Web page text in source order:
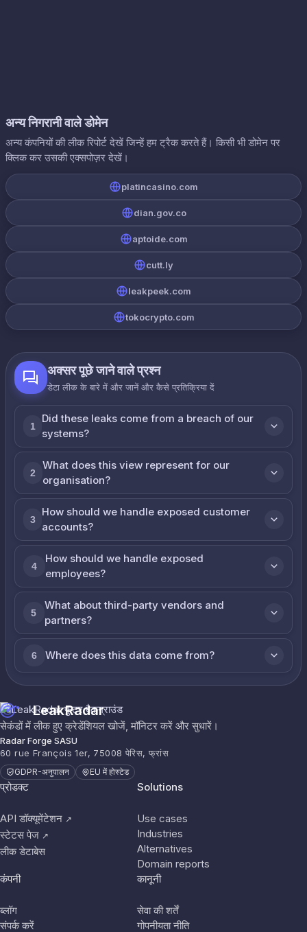
अन्य निगरानी वाले डोमेन
अन्य कंपनियों की लीक रिपोर्ट देखें जिन्हें हम ट्रैक करते हैं। किसी भी डोमेन पर
क्लिक कर उसकी एक्सपोज़र देखें।
platincasino.com
dian.gov.co
aptoide.com
cutt.ly
leakpeek.com
tokocrypto.com
अक्सर पूछे जाने वाले प्रश्न
डेटा लीक के बारे में और जानें और कैसे प्रतिक्रिया दें
1
Did these leaks come from a breach of our
systems?
2
What does this view represent for our
organisation?
3
How should we handle exposed customer
accounts?
4
How should we handle exposed
employees?
5
What about third-party vendors and
partners?
6 Where does this data come from?
LeakRadar
सेकंडों में लीक हुए क्रेडेंशियल खोजें, मॉनिटर करें और सुधारें।
Radar Forge SASU
60 rue François 1er, 75008 पेरिस, फ्रांस
GDPR-अनुपालन EU में होस्टेड
प्रोडक्ट
API डॉक्यूमेंटेशन ↗
स्टेटस पेज ↗
लीक डेटाबेस
Solutions
Use cases
Industries
Alternatives
Domain reports
कंपनी
ब्लॉग
संपर्क करें
कानूनी
सेवा की शर्तें
गोपनीयता नीति